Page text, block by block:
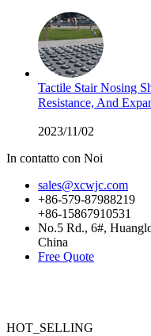
Tactile Stair Nosing
Resistance, And
2023/11/02
In contatto con Noi
sales@xcwjc.com
+86-579-87988219
+86-15867910531
No.5 Rd., 6#,
China
Free Quote
HOT_SELLING